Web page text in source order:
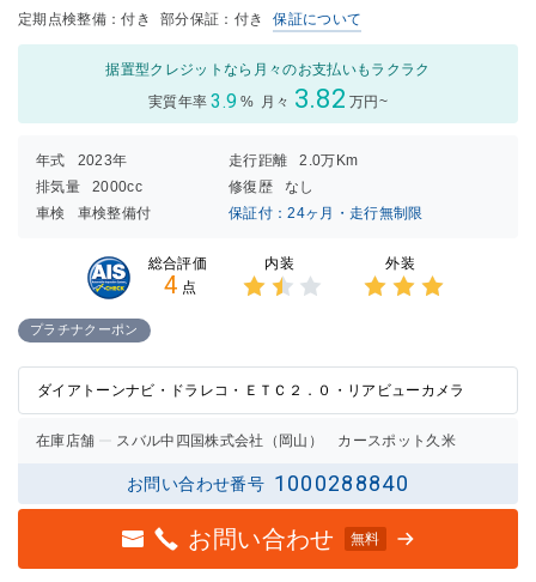
定期点検整備：付き 部分保証：付き 保証について
据置型クレジットなら月々のお支払いもラクラク
実質年率 3.9 % 月々 3.82 万円~
年式 2023年 走行距離
2.0万Km
排気量
2000cc 修復歴
なし
車検
車検整備付 保証付：24ヶ月・走行無制限
総合評価
4 点
内装 外装
プラチナクーポン
ダイアトーンナビ・ドラレコ・ＥＴＣ２．０・リアビューカメラ
在庫店舗 スバル中四国株式会社（岡山） カースポット久米
お問い合わせ番号 1000288840
お問い合わせ 無料